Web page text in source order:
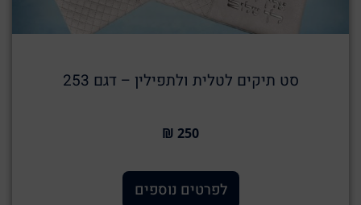
סט תיקים לטלית ולתפילין – דגם 253
250 ₪
לפרטים נוספים